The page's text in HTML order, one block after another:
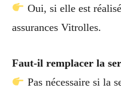
Oui, si elle est
assurances Vitrolles.
Faut-il remplacer la
Pas nécessaire si la